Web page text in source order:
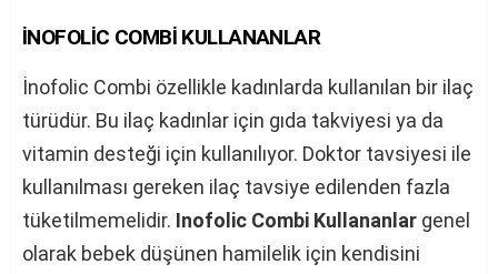
İNOFOLİC COMBİ KULLANANLAR
İnofolic Combi özellikle kadınlarda kullanılan bir ilaç
türüdür. Bu ilaç kadınlar için gıda takviyesi ya da
vitamin desteği için kullanılıyor. Doktor tavsiyesi ile
kullanılması gereken ilaç tavsiye edilenden fazla
tüketilmemelidir. Inofolic Combi Kullananlar genel
olarak bebek düşünen hamilelik için kendisini